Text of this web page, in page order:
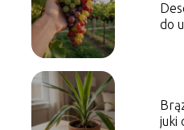
do
juki